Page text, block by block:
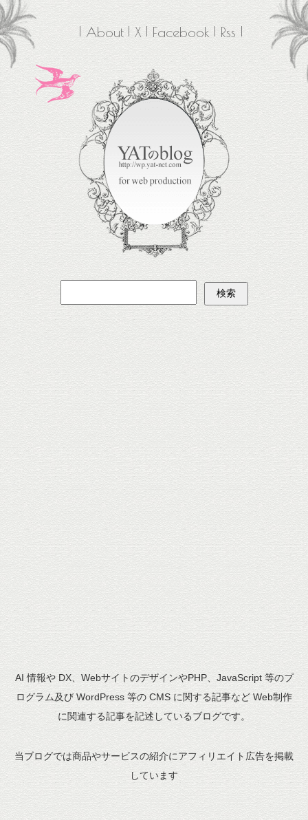
About X Facebook Rss
AI 情報や DX、WebサイトのデザインやPHP、JavaScript 等のプ
ログラム及び WordPress 等の CMS に関する記事など Web制作
に関連する記事を記述しているブログです。
当ブログでは商品やサービスの紹介にアフィリエイト広告を掲載
しています